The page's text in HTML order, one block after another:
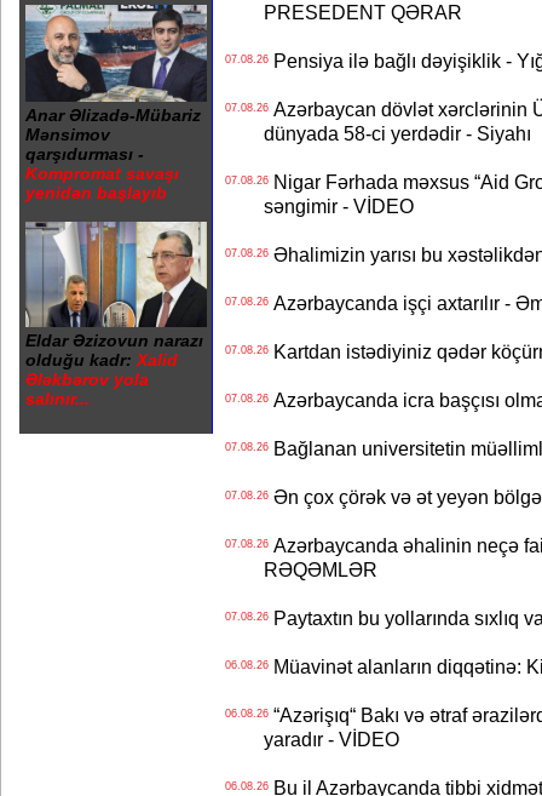
Anar Əlizadə-Mübariz
Mənsimov
qarşıdurması -
Kompromat savaşı
yenidən başlayıb
Eldar Əzizovun narazı
olduğu kadr: Xalid
Ələkbərov yola
salınır...
PRESEDENT QƏRAR
07.08.26Pensiya ilə bağlı dəyişiklik -
07.08.26Azərbaycan dövlət xərclərinin
dünyada 58-ci yerdədir - Siyahı
07.08.26Nigar Fərhada məxsus “Aid
səngimir - VİDEO
07.08.26Əhalimizin yarısı bu
07.08.26Azərbaycanda işçi axtarılır -
07.08.26Kartdan istədiyiniz qədər
07.08.26Azərbaycanda icra başçısı
07.08.26Bağlanan universitetin
07.08.26Ən çox çörək və ət yeyən
07.08.26Azərbaycanda əhalinin neçə
RƏQƏMLƏR
07.08.26Paytaxtın bu yollarında sıxlıq
06.08.26Müavinət alanların diqqətinə:
06.08.26“Azərişıq“ Bakı və ətraf
yaradır - VİDEO
06.08.26Bu il Azərbaycanda tibbi